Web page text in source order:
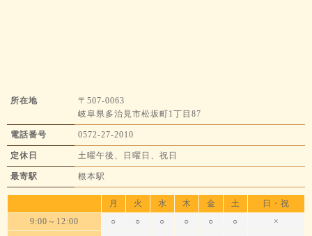
所在地
〒507-0063
岐阜県多治見市松坂町1丁目87
電話番号 0572-27-2010
定休日 土曜午後、日曜日、祝日
最寄駅 根本駅
月 火 水 木 金 土
日・祝
9:00～12:00
○ ○ ○ ○ ○ ○
×